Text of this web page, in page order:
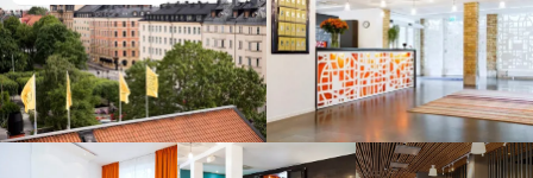
Malmö
Hela Norge
Oslo